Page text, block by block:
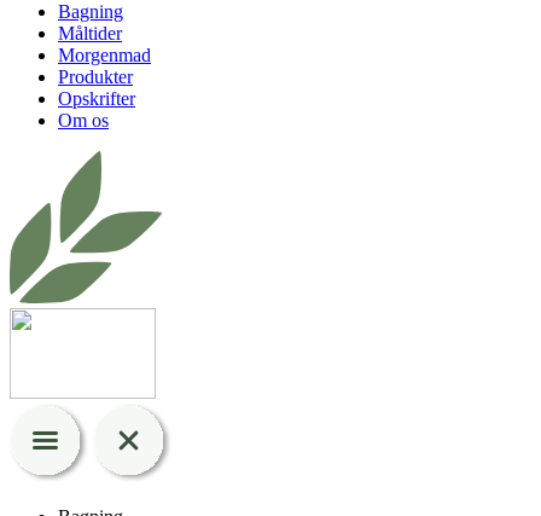
Bagning
Måltider
Morgenmad
Produkter
Opskrifter
Om os